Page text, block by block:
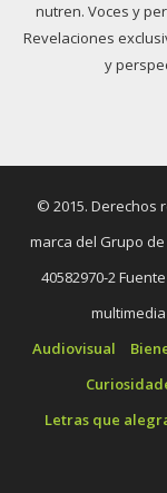
nutren. Voces y
Revelaciones
y
© 2015. Derechos
marca del Grupo de
40582970-2
multimedia
Audiovisual
Letras que